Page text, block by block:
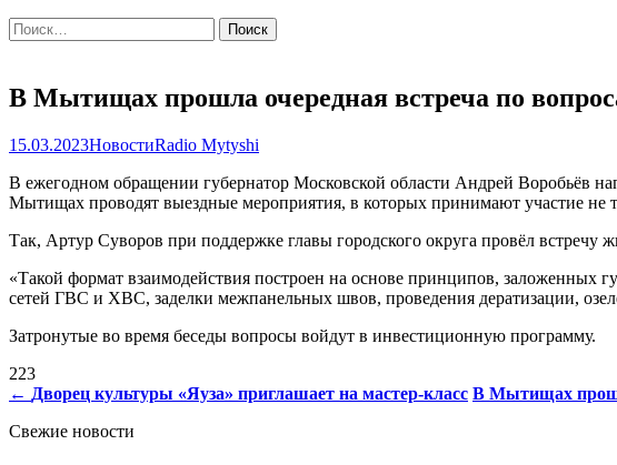
Найти:
В Мытищах прошла очередная встреча по
15.03.2023НовостиRadio Mytyshi
В ежегодном обращении губернатор Московской области Андрей Воробьёв
Мытищах проводят выездные мероприятия, в которых принимают участие не
Так, Артур Суворов при поддержке главы городского округа провёл
«Такой формат взаимодействия построен на основе принципов,
сетей ГВС и ХВС, заделки межпанельных швов, проведения дератизации,
Затронутые во время беседы вопросы войдут в инвестиционную программу.
223
Навигация
по
← Дворец культуры «Яуза» приглашает на мастер-класс В Мытищах
Свежие новости